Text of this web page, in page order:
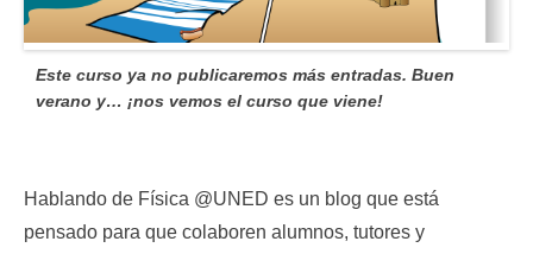
Este curso ya no publicaremos más entradas. Buen
verano y… ¡nos vemos el curso que viene!
Hablando de Física @UNED es un blog que está
pensado para que colaboren alumnos, tutores y